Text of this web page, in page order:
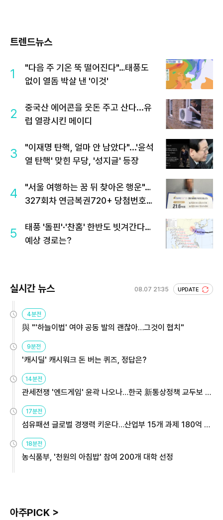
트렌드뉴스
1
"다음 주 기온 뚝 떨어진다"…태풍도
없이 열돔 박살 낸 '이것'
2
중국산 에어콘을 웃돈 주고 산다...유
럽 열광시킨 메이디
3
"이재명 탄핵, 얼마 안 남았다"...'윤석
열 탄핵' 맞힌 무당, '성지글' 등장
4
"서울 여행하는 꿈 뒤 찾아온 행운"…
327회차 연금복권720+ 당첨번호조
5
태풍 '돌핀'·'찬홈' 한반도 빗겨간다…
예상 경로는?
실시간 뉴스 08.07 21:35 UPDATE
4분전
與 "'하늘이법' 여야 공동 발의 괜찮아…그것이 협치"
9분전
'캐시딜' 캐시워크 돈 버는 퀴즈, 정답은?
14분전
관세전쟁 '엔드게임' 윤곽 나오나…한국 新통상정책 교두보 활
용해야
17분전
섬유패션 글로벌 경쟁력 키운다…산업부 15개 과제 180억 지
원
18분전
농식품부, '천원의 아침밥' 참여 200개 대학 선정
아주PICK >